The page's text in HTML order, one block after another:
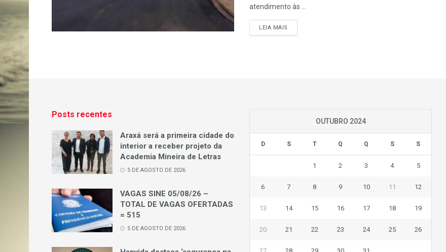
atendimento às ...
LEIA MAIS
Posts recentes
Araxá será a primeira cidade do
interior a receber projeto da
Academia Mineira de Letras
5 DE AGOSTO DE 2026
VAGAS SINE 05/08/26 –
TOTAL DE VAGAS OFERTADAS
= 515
5 DE AGOSTO DE 2026
OUTUBRO 2024
D S T Q Q S S
1 2 3 4 5
6 7 8 9 10 11 12
13 14 15 16 17 18 19
20 21 22 23 24 25 26